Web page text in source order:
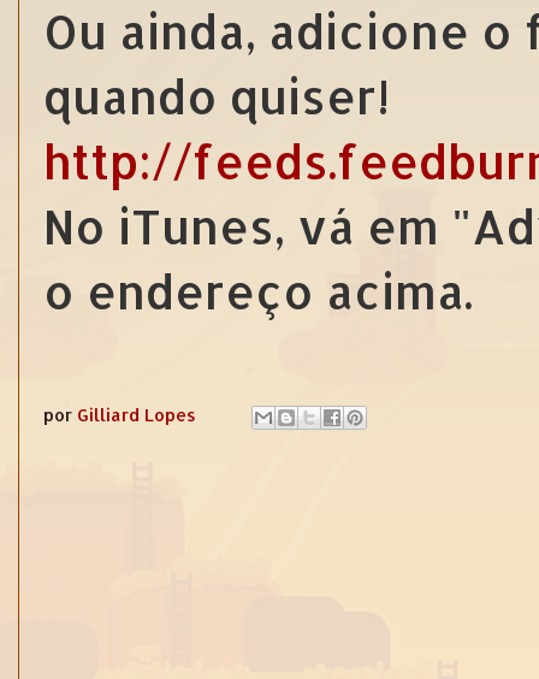
Ou ainda, adicione
quando quiser!
http://
No iTunes, vá em
o endereço acima.
por Gilliard Lopes